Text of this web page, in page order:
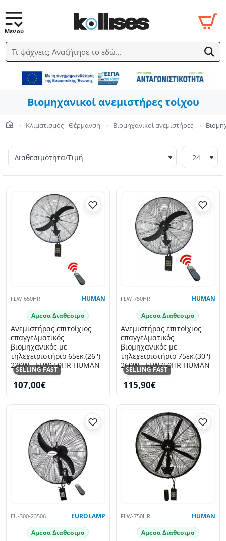
Τί ψάχνεις; Αναζήτησε το εδώ...
Βιομηχανικοί ανεμιστήρες τοίχου
Κλιματισμός - Θέρμανση Βιομηχανικοί ανεμιστήρες
SELLING FAST
FLW-650HR HUMAN
Αμεσα Διαθεσιμο
Ανεμιστήρας επιτοίχιος
επαγγελματικός
βιομηχανικός με
τηλεχειριστήριο 65εκ.(26'')
220W - FLW650HR HUMAN
107,00€
SELLING FAST
FLW-750HR HUMAN
Αμεσα Διαθεσιμο
Ανεμιστήρας επιτοίχιος
επαγγελματικός
βιομηχανικός με
τηλεχειριστήριο 75εκ.(30'')
260W - FLW750HR HUMAN
115,90€
EU-300-23506 EUROLAMP
Αμεσα Διαθεσιμο
FLW-750HRI HUMAN
Αμεσα Διαθεσιμο